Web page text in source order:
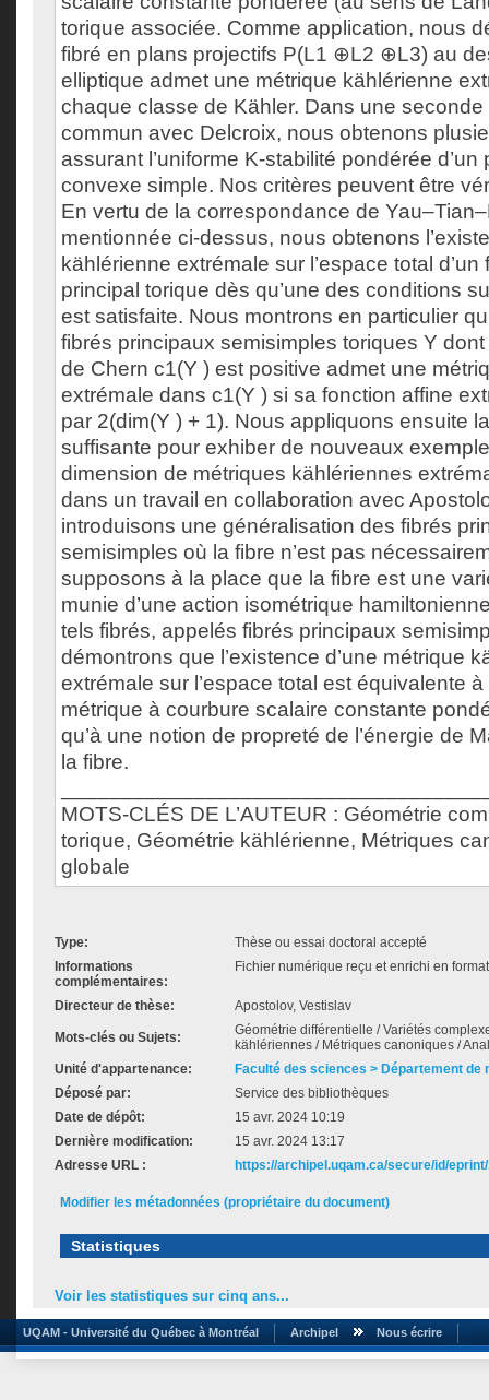
torique associée. Comme application, nous
fibré en plans projectifs P(L1 ⊕L2 ⊕L3) au
elliptique admet une métrique kählérienne
chaque classe de Kähler. Dans une seconde
commun avec Delcroix, nous obtenons
assurant l’uniforme K-stabilité pondérée
convexe simple. Nos critères peuvent être
En vertu de la correspondance de
mentionnée ci-dessus, nous obtenons
kählérienne extrémale sur l’espace total
principal torique dès qu’une des conditions
est satisfaite. Nous montrons en particulier
fibrés principaux semisimples toriques Y
de Chern c1(Y ) est positive admet une
extrémale dans c1(Y ) si sa fonction affine
par 2(dim(Y ) + 1). Nous appliquons ensuite
suffisante pour exhiber de nouveaux
dimension de métriques kählériennes
dans un travail en collaboration avec
introduisons une généralisation des fibrés
semisimples où la fibre n’est pas
supposons à la place que la fibre est une
munie d’une action isométrique
tels fibrés, appelés fibrés principaux
démontrons que l’existence d’une métrique
extrémale sur l’espace total est équivalente à
métrique à courbure scalaire constante
qu’à une notion de propreté de l’énergie de
la fibre.
MOTS-CLÉS DE L’AUTEUR : Géométrie
torique, Géométrie kählérienne, Métriques
globale
Type:
Thèse ou essai doctoral accepté
Informations
complémentaires:
Fichier numérique reçu et enrichi en
Directeur de thèse: Apostolov, Vestislav
Mots-clés ou Sujets:
Géométrie différentielle / Variétés
kählériennes / Métriques canoniques /
Unité d'appartenance:
Faculté des sciences > Département de
Déposé par:
Service des bibliothèques
Date de dépôt:
15 avr. 2024 10:19
Dernière modification:
15 avr. 2024 13:17
Adresse URL :
https://archipel.uqam.ca/secure/id/
Modifier les métadonnées (propriétaire du document)
Statistiques
Voir les statistiques sur cinq ans...
UQAM - Université du Québec à Montréal Archipel Nous écrire